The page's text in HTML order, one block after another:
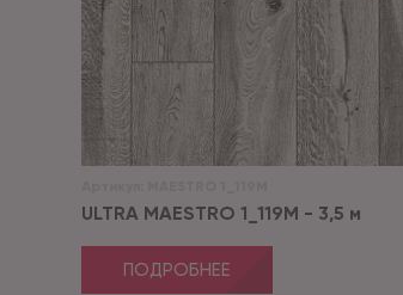
ULTRA MAESTRO 1_119M - 3,5 м
ПОДРОБНЕЕ